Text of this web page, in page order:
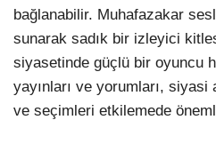
bağlanabilir. Muhafazakar
sunarak sadık bir izleyici
siyasetinde güçlü bir oyuncu
yayınları ve yorumları, siyasi
ve seçimleri etkilemede